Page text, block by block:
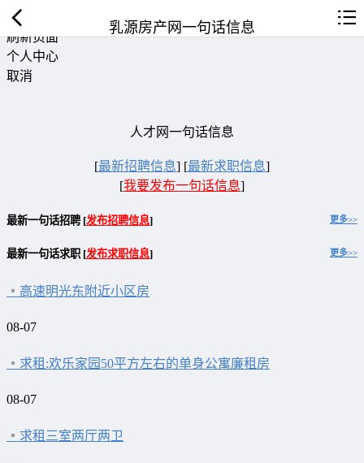
返回首页
刷新页面
个人中心
取消
乳源房产网一句话信息
人才网一句话信息
[最新招聘信息] [最新求职信息]
[我要发布一句话信息]
更多>>
最新一句话招聘 [发布招聘信息]
更多>>
最新一句话求职 [发布求职信息]
高速明光东附近小区房
08-07
求租:欢乐家园50平方左右的单身公寓廉租房
08-07
求租三室两厅两卫